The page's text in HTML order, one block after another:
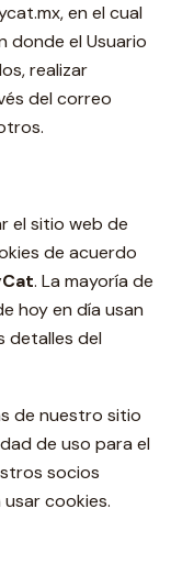
en el cual
donde el Usuario
realizar
del correo
el sitio web de
de acuerdo
. La mayoría de
hoy en día usan
detalles del
de nuestro sitio
de uso para el
socios
cookies.